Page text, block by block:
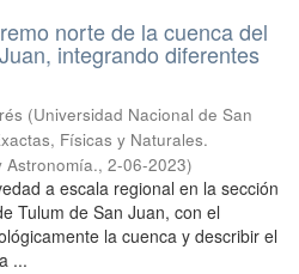
norte de la cuenca del
integrando diferentes
(Universidad Nacional de San
Físicas y Naturales.
Astronomía., 2-06-2023)
a escala regional en la sección
Tulum de San Juan, con el
la cuenca y describir el
...